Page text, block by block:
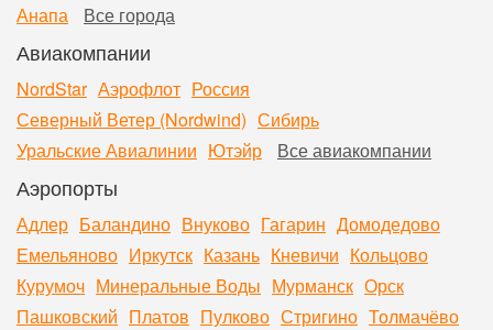
Анапа
Все города
Авиакомпании
NordStar Аэрофлот Россия
Северный Ветер (Nordwind) Сибирь
Уральские Авиалинии Ютэйр Все авиакомпании
Аэропорты
Адлер Баландино Внуково Гагарин Домодедово
Емельяново Иркутск Казань Кневичи Кольцово
Курумоч Минеральные Воды Мурманск Орск
Пашковский Платов Пулково Стригино Толмачёво